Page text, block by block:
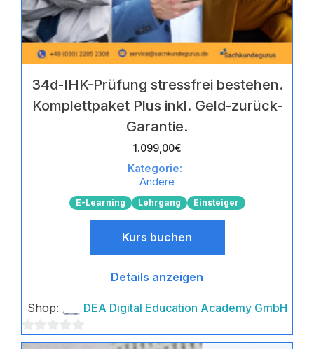
34d-IHK-Prüfung stressfrei bestehen.
Komplettpaket Plus inkl. Geld-zurück-
Garantie.
1.099,00€
Kategorie:
Andere
E-Learning Lehrgang Einsteiger
Kurs buchen
Details anzeigen
Shop: DEA Digital Education Academy GmbH
0